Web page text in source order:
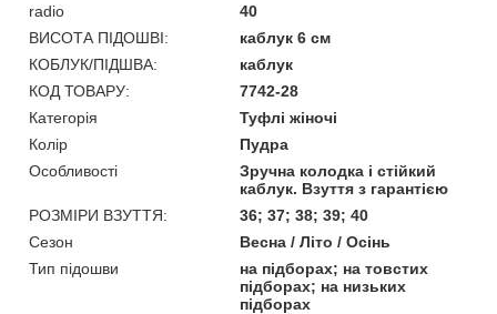
radio
40
ВИСОТА ПІДОШВІ:
каблук 6 см
КОБЛУК/ПІДШВА:
каблук
КОД ТОВАРУ:
7742-28
Категорія
Туфлі жіночі
Колір
Пудра
Особливості
Зручна колодка і стійкий
каблук. Взуття з гарантією
РОЗМІРИ ВЗУТТЯ:
36; 37; 38; 39; 40
Сезон
Весна / Лiто / Осiнь
Тип підошви
на підборах; на товстих
підборах; на низьких
підборах